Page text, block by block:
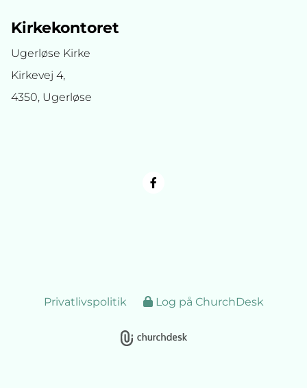
Kirkekontoret
Ugerløse Kirke
Kirkevej 4,
4350, Ugerløse
Privatlivspolitik Log på ChurchDesk